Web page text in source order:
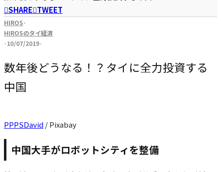
SHARE TWEET
HIROS·
HIROSのタイ経済
·10/07/2019·
数年後どうなる！？タイに全力投資する
中国
PPPSDavid/ Pixabay
中国大手がロボットシティを整備